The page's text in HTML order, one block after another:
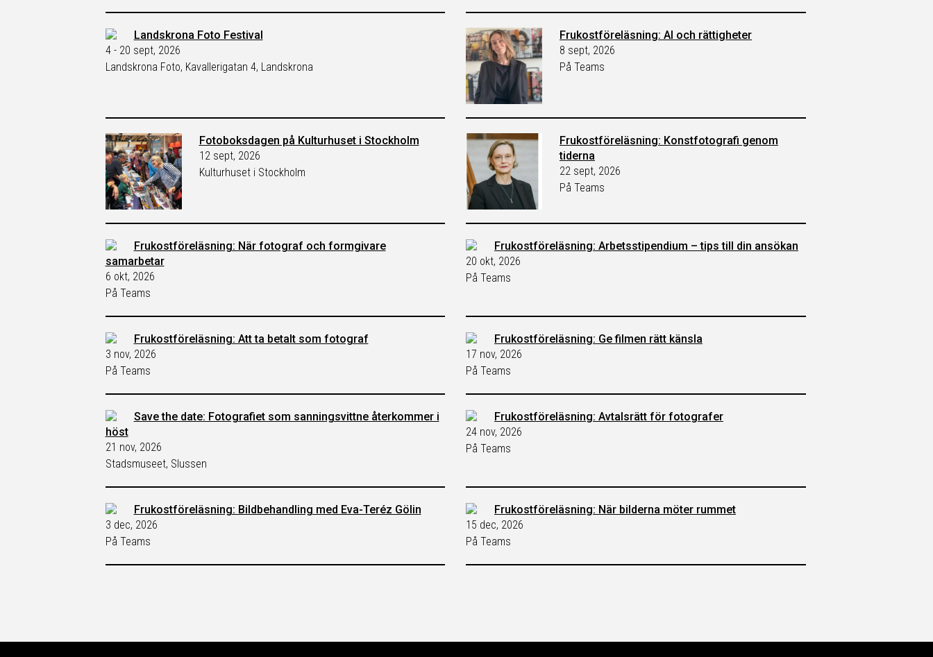
Landskrona Foto Festival
4 - 20 sept, 2026
Landskrona Foto, Kavallerigatan 4, Landskrona
Frukostföreläsning: AI och rättigheter
8 sept, 2026
På Teams
Fotoboksdagen på Kulturhuset i Stockholm
12 sept, 2026
Kulturhuset i Stockholm
Frukostföreläsning: Konstfotografi genom
tiderna
22 sept, 2026
På Teams
Frukostföreläsning: När fotograf och formgivare
samarbetar
6 okt, 2026
På Teams
Frukostföreläsning: Arbetsstipendium – tips till din ansökan
20 okt, 2026
På Teams
Frukostföreläsning: Att ta betalt som fotograf
3 nov, 2026
På Teams
Frukostföreläsning: Ge filmen rätt känsla
17 nov, 2026
På Teams
Save the date: Fotografiet som sanningsvittne återkommer i
höst
21 nov, 2026
Stadsmuseet, Slussen
Frukostföreläsning: Avtalsrätt för fotografer
24 nov, 2026
På Teams
Frukostföreläsning: Bildbehandling med Eva-Teréz Gölin
3 dec, 2026
På Teams
Frukostföreläsning: När bilderna möter rummet
15 dec, 2026
På Teams